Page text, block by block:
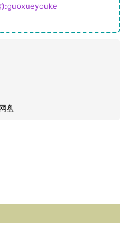
):guoxueyouke
盘